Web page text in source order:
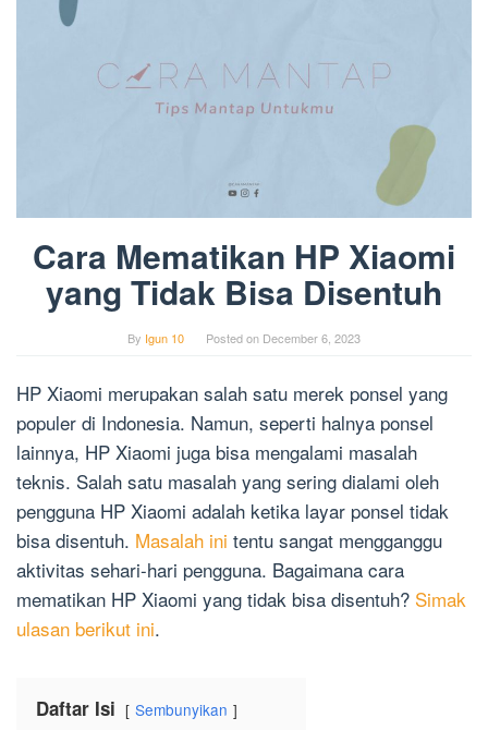
Cara Mematikan HP Xiaomi
yang Tidak Bisa Disentuh
By Igun 10 Posted on December 6, 2023
HP Xiaomi merupakan salah satu merek ponsel yang
populer di Indonesia. Namun, seperti halnya ponsel
lainnya, HP Xiaomi juga bisa mengalami masalah
teknis. Salah satu masalah yang sering dialami oleh
pengguna HP Xiaomi adalah ketika layar ponsel tidak
bisa disentuh. Masalah ini tentu sangat mengganggu
aktivitas sehari-hari pengguna. Bagaimana cara
mematikan HP Xiaomi yang tidak bisa disentuh? Simak
ulasan berikut ini.
Daftar Isi Sembunyikan